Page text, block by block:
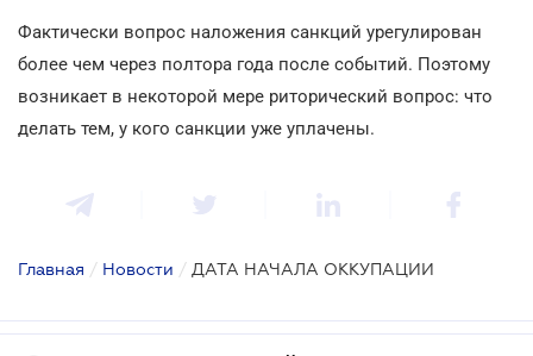
Фактически вопрос наложения санкций урегулирован
более чем через полтора года после событий. Поэтому
возникает в некоторой мере риторический вопрос: что
делать тем, у кого санкции уже уплачены.
Главная / Новости / ДАТА НАЧАЛА ОККУПАЦИИ